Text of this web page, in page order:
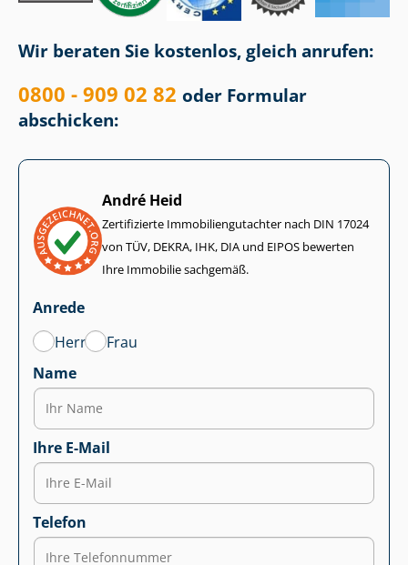
Wir beraten Sie kostenlos, gleich anrufen:
0800 - 909 02 82 oder Formular
abschicken:
André Heid
Zertifizierte Im­mo­bi­li­en­gut­ach­ter nach DIN 17024
von TÜV, DEKRA, IHK, DIA und EIPOS bewerten
Ihre Immobilie sachgemäß.
Anrede
Herr
Frau
Name
Ihre E-Mail
Telefon